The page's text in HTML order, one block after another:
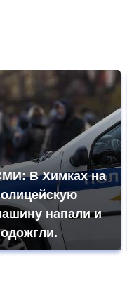
В Химках на
напали и